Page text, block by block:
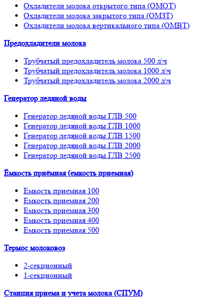
Охладители молока открытого типа (ОМОТ)
Охладители молока закрытого типа (ОМЗТ)
Охладители молока вертикального типа (ОМВТ)
Предохладители молока
Трубчатый предохладитель молока 500 л\ч
Трубчатый предохладитель молока 1000 л\ч
Трубчатый предохладитель молока 2000 л\ч
Генератор ледяной воды
Генератор ледяной воды ГЛВ 500
Генератор ледяной воды ГЛВ 1000
Генератор ледяной воды ГЛВ 1500
Генератор ледяной воды ГЛВ 2000
Генератор ледяной воды ГЛВ 2500
Ёмкость приёмная (емкость приемная)
Емкость приемная 100
Емкость приемная 200
Емкость приемная 300
Емкость приемная 400
Емкость приемная 500
Термос молоковоз
2-секционный
1-секционный
Станция приема и учета молока (СПУМ)